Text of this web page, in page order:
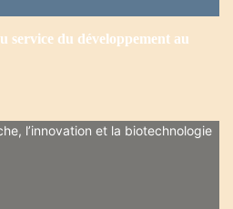
service du développement au